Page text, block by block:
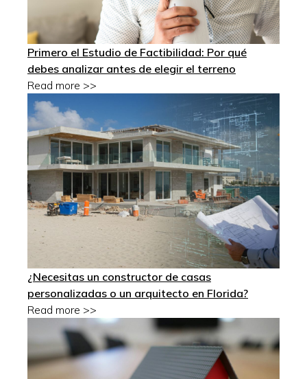
Primero el Estudio de Factibilidad: Por qué
debes analizar antes de elegir el terreno
Read more >>
¿Necesitas un constructor de casas
personalizadas o un arquitecto en Florida?
Read more >>